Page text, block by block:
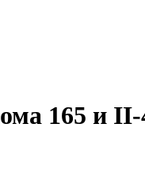
165 и II-